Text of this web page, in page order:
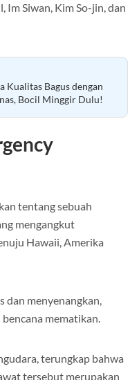
Im Siwan, Kim So-jin, dan
Kualitas Bagus dengan
Bocil Minggir Dulu!
tentang sebuah
mengangkut
Hawaii, Amerika
dan menyenangkan,
mematikan.
terungkap bahwa
tersebut merupakan